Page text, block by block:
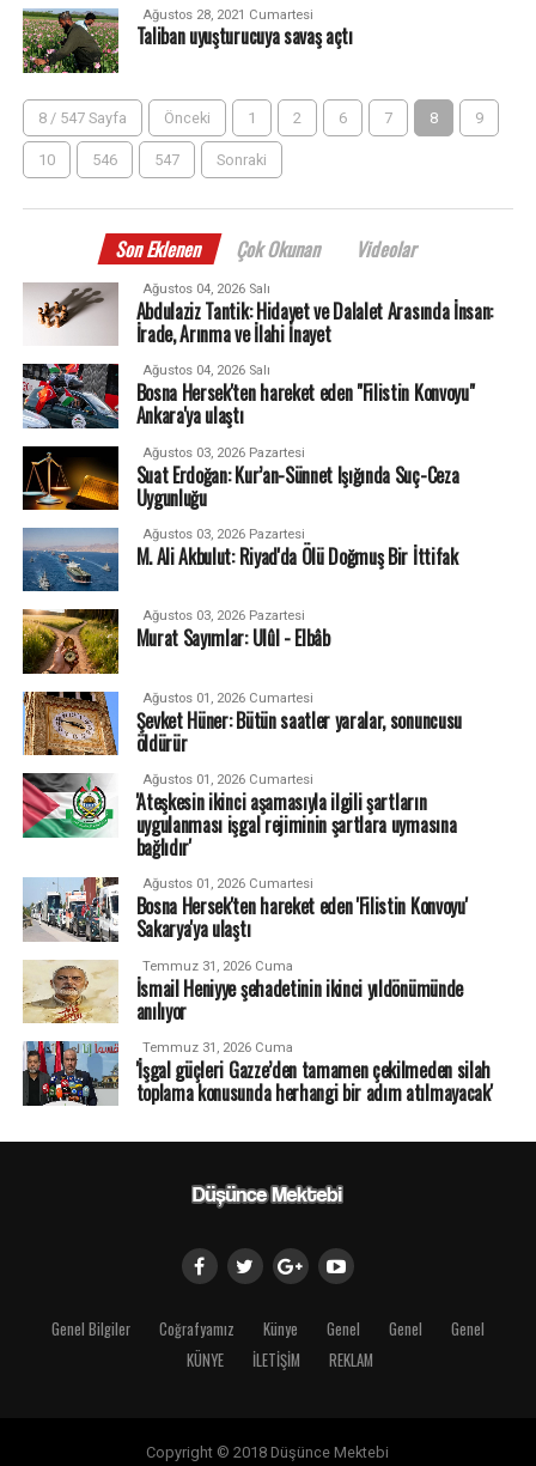
Ağustos 28, 2021 Cumartesi
Taliban uyuşturucuya savaş açtı
8 / 547 Sayfa Önceki 1 2 6 7 8 9
10 546 547 Sonraki
Son Eklenen Çok Okunan Videolar
Ağustos 04, 2026 Salı
Abdulaziz Tantik: Hidayet ve Dalalet Arasında İnsan:
İrade, Arınma ve İlahi İnayet
Ağustos 04, 2026 Salı
Bosna Hersek'ten hareket eden "Filistin Konvoyu"
Ankara'ya ulaştı
Ağustos 03, 2026 Pazartesi
Suat Erdoğan: Kur’an-Sünnet Işığında Suç-Ceza
Uygunluğu
Ağustos 03, 2026 Pazartesi
M. Ali Akbulut: Riyad'da Ölü Doğmuş Bir İttifak
Ağustos 03, 2026 Pazartesi
Murat Sayımlar: Ulûl - Elbâb
Ağustos 01, 2026 Cumartesi
Şevket Hüner: Bütün saatler yaralar, sonuncusu
öldürür
Ağustos 01, 2026 Cumartesi
'Ateşkesin ikinci aşamasıyla ilgili şartların
uygulanması işgal rejiminin şartlara uymasına
bağlıdır'
Ağustos 01, 2026 Cumartesi
Bosna Hersek'ten hareket eden 'Filistin Konvoyu'
Sakarya'ya ulaştı
Temmuz 31, 2026 Cuma
İsmail Heniyye şehadetinin ikinci yıldönümünde
anılıyor
Temmuz 31, 2026 Cuma
'İşgal güçleri Gazze’den tamamen çekilmeden silah
toplama konusunda herhangi bir adım atılmayacak'
Genel Bilgiler Coğrafyamız Künye Genel Genel
Genel
KÜNYE
İLETİŞİM REKLAM
Copyright © 2018 Düşünce Mektebi